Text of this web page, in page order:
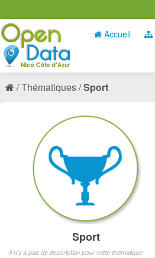
Accueil
Thématiques Sport
Sport
Il n'y a pas de description pour cette thématique